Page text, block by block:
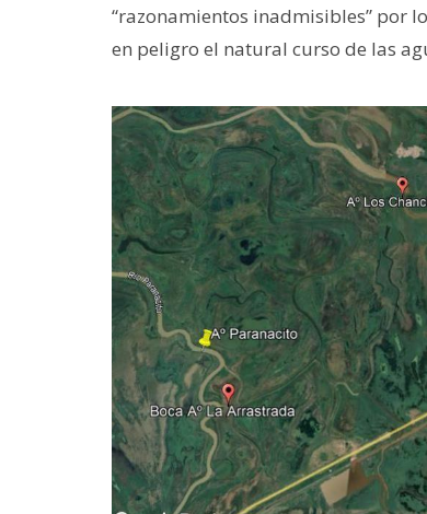
“razonamientos inadmisibles” por
en peligro el natural curso de las